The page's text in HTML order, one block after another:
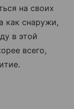
на своих
как снаружи,
в этой
всего,